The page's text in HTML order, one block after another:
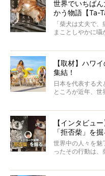
世界でいちば
かう物語【Ta-
「柴犬は丈夫で
まことしやかに囁
でも、いざそれ
なりにくい、とは
実際に「病気にな
主はそのために
今回は、柴犬に
語でした。
※画像はすべてイメー
※この記事は個人の
【取材】ハワ
集結！
日本を代表する犬
ところが近年、
な中「柴犬ライ
そんな噂を聞き
きました！
【インタビュ
「拒否柴」を掘
世界中の人々を魅
ったその行動は
否柴がここまで